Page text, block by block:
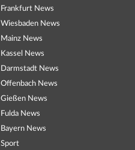
Frankfurt News
Wiesbaden News
Mainz News
Kassel News
Darmstadt News
Offenbach News
Gießen News
Fulda News
Bayern News
Sport